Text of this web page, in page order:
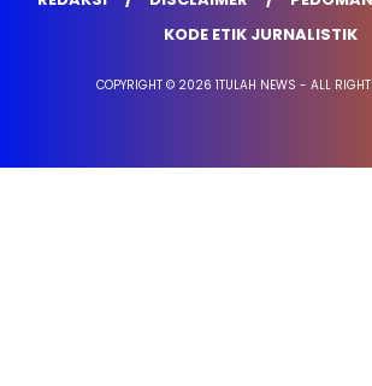
KODE ETIK JURNALISTIK
COPYRIGHT © 2026 1TULAH NEWS - ALL